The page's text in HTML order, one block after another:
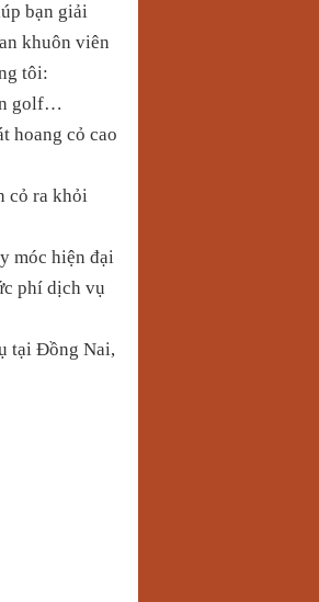
bạn giải
khuôn viên
tôi:
golf…
hoang cỏ cao
cỏ ra khỏi
móc hiện đại
phí dịch vụ
tại Đồng Nai,